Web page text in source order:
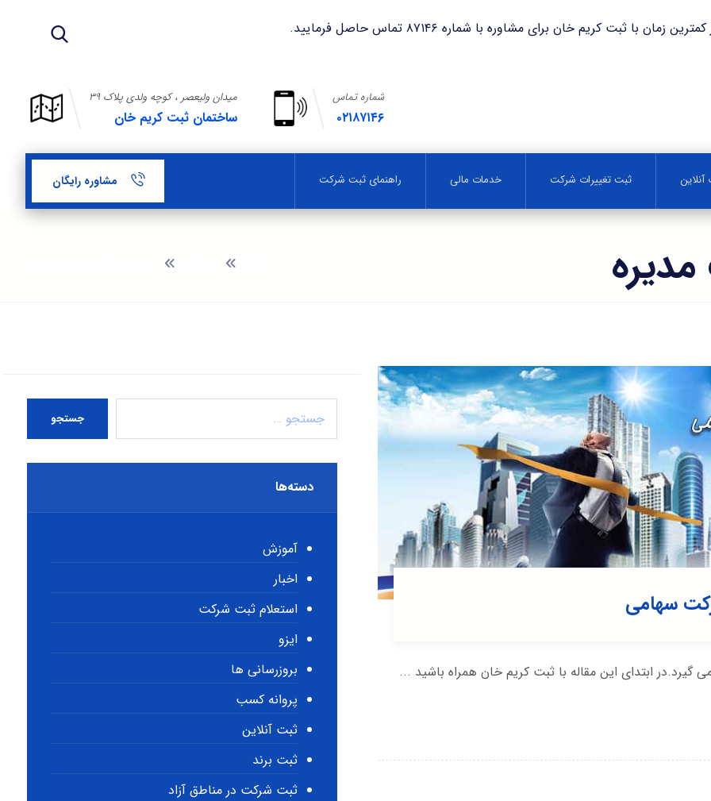
کریم خان برای مشاوره با شماره ۸۷۱۴۶ تماس حاصل فرمایید.
میدان ولیعصر ، کوچه ولدی پلاک ۳۹
ساختمان ثبت کریم خان
شماره تماس
۰۲۱۸۷۱۴۶
ثبت تغییرات شرکت خدمات مالی راهنمای ثبت شرکت مشاوره رایگان
سهامی
ابتدای این مقاله با ثبت کریم خان همراه باشید ...
جستجو
دسته‌ها
آموزش
اخبار
استعلام ثبت شرکت
ایزو
بروزرسانی ها
پروانه کسب
ثبت آنلاین
ثبت برند
ثبت شرکت در مناطق آزاد